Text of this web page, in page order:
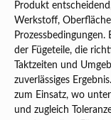
Produkt
Werkstoff,
der Fügeteile, die
Taktzeiten und
zuverlässiges
zum Einsatz, wo
und zugleich